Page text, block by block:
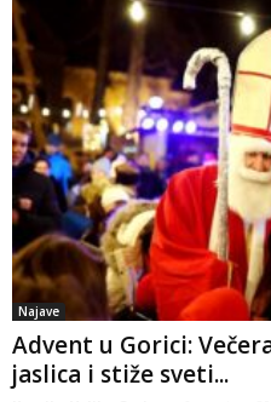
Najave
Advent u Gorici:
jaslica i stiže sveti...